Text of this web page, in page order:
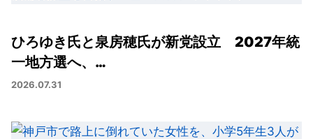
ひろゆき氏と泉房穂氏が新党設立 2027年統
一地方選へ、…
2026.07.31